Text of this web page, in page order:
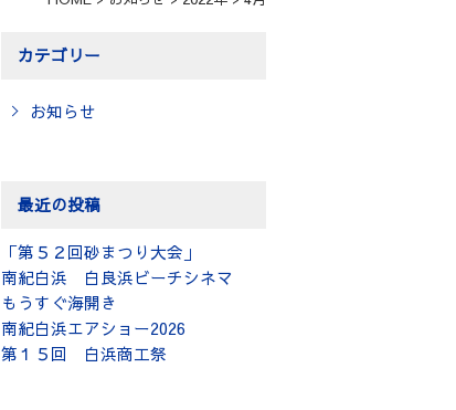
カテゴリー
お知らせ
最近の投稿
「第５２回砂まつり大会」
南紀白浜 白良浜ビーチシネマ
もうすぐ海開き
南紀白浜エアショー2026
第１５回 白浜商工祭